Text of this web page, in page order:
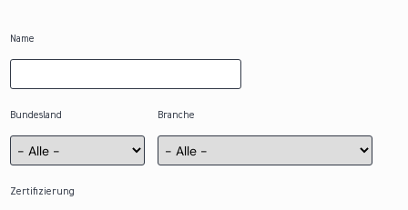
Name
Bundesland Branche
Zertifizierung